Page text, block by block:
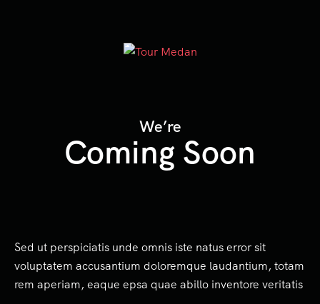
We’re
Coming Soon
Sed ut perspiciatis unde omnis iste natus error sit
voluptatem accusantium doloremque laudantium, totam
rem aperiam, eaque epsa quae abillo inventore veritatis